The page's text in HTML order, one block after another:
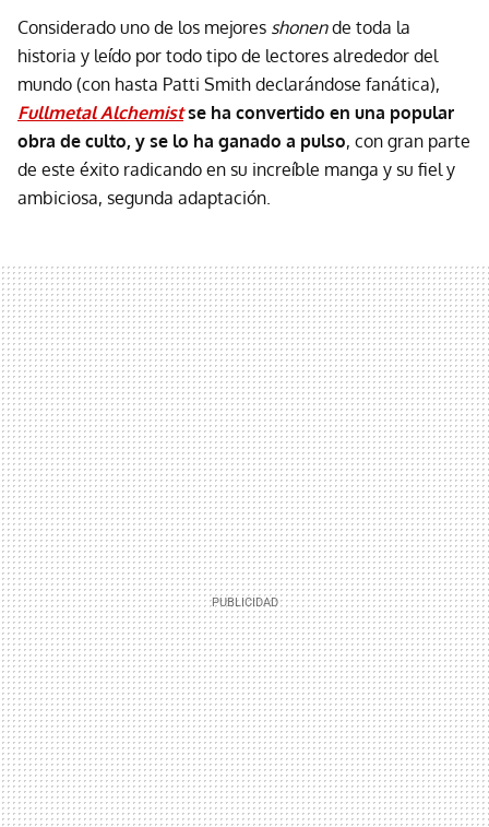
Considerado uno de los mejores shonende toda la
historia y leído por todo tipo de lectores alrededor del
mundo (con hasta Patti Smith declarándose fanática),
Fullmetal Alchemistse ha convertido en una popular
obra de culto, y se lo ha ganado a pulso, con gran parte
de este éxito radicando en su increíble manga y su fiel y
ambiciosa, segunda adaptación.